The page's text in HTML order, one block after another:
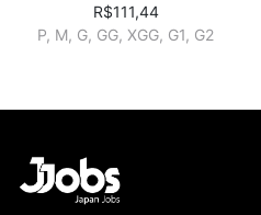
R$111,44
P, M, G, GG, XGG, G1, G2